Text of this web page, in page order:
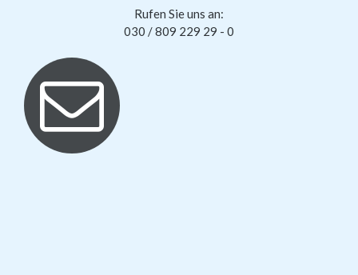
Rufen Sie uns an:
030 / 809 229 29 - 0